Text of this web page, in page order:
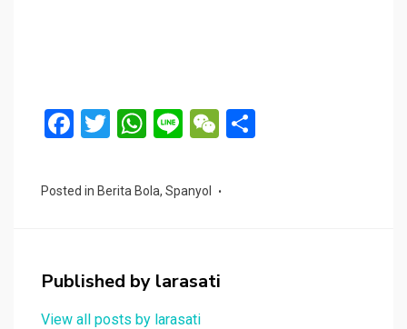
F
ce
o
k
T
tt
W
at
p
p
Li
e
W
C
Posted in Berita Bola, Spanyol
Published by larasati
View all posts by larasati